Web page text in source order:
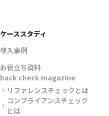
ケーススタディ
導入事例
お役立ち資料
back check magazine
chevron_right リファレンスチェックとは
chevron_right
コンプライアンスチェック
とは